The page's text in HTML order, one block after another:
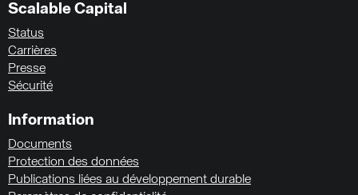
Scalable Capital
Status
Carrières
Presse
Sécurité
Information
Documents
Protection des données
Publications liées au développement durable